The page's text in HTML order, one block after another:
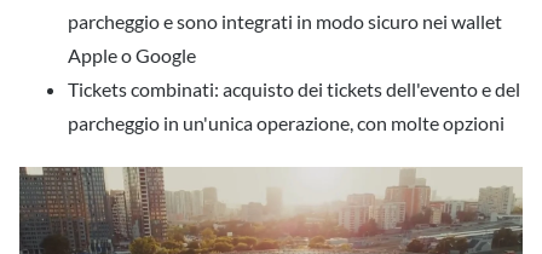
parcheggio e sono integrati in modo sicuro nei wallet
Apple o Google
Tickets combinati: acquisto dei tickets dell'evento e del
parcheggio in un'unica operazione, con molte opzioni